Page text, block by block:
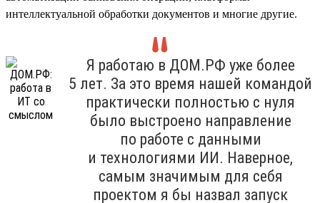
интеллектуальной обработки документов и многие другие.
Я работаю в ДОМ.РФ уже более
5 лет. За это время нашей командой
практически полностью с нуля
было выстроено направление
по работе с данными
и технологиями ИИ. Наверное,
самым значимым для себя
проектом я бы назвал запуск